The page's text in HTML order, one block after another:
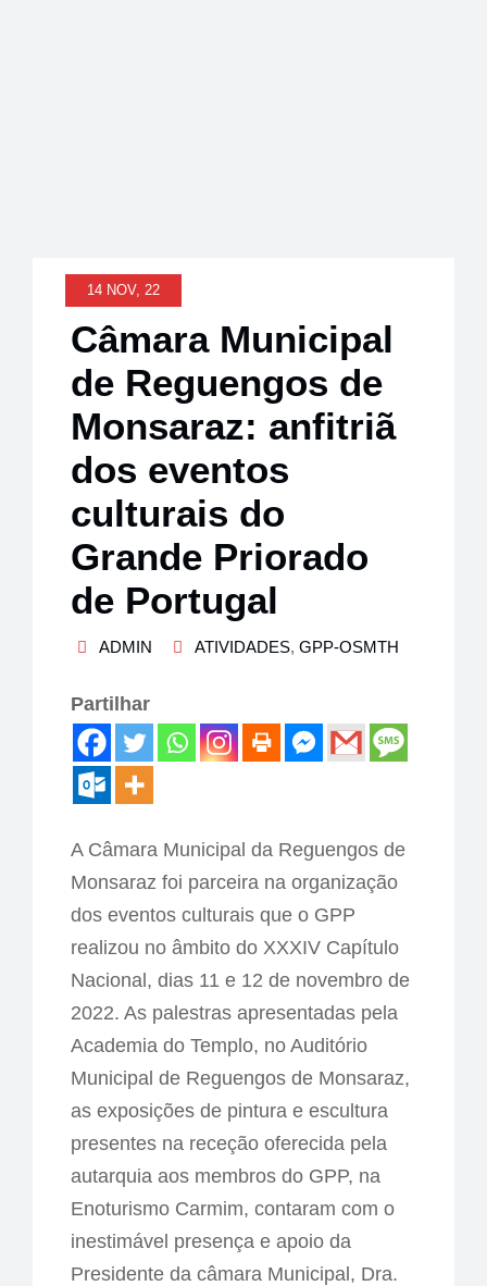
Notícias
14 NOV, 22
Câmara Municipal
de Reguengos de
Monsaraz: anfitriã
dos eventos
culturais do
Grande Priorado
de Portugal
ADMIN ATIVIDADES, GPP-OSMTH
Partilhar
A Câmara Municipal da Reguengos de
Monsaraz foi parceira na organização
dos eventos culturais que o GPP
realizou no âmbito do XXXIV Capítulo
Nacional, dias 11 e 12 de novembro de
2022. As palestras apresentadas pela
Academia do Templo, no Auditório
Municipal de Reguengos de Monsaraz,
as exposições de pintura e escultura
presentes na receção oferecida pela
autarquia aos membros do GPP, na
Enoturismo Carmim, contaram com o
inestimável presença e apoio da
Presidente da câmara Municipal, Dra.